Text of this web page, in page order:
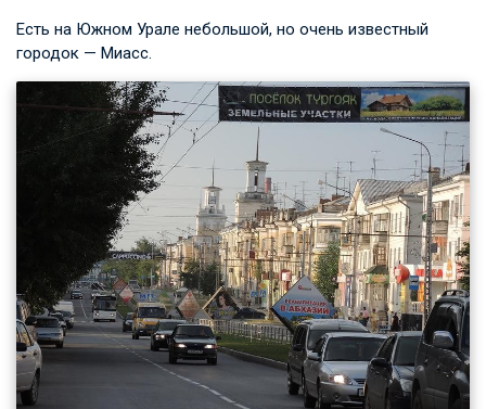
Есть на Южном Урале небольшой, но очень известный
городок — Миасс.